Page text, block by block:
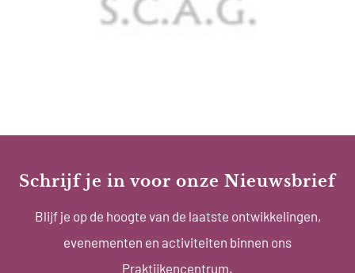
Schrijf je in voor onze Nieuwsbrief
Blijf je op de hoogte van de laatste ontwikkelingen,
evenementen en activiteiten binnen ons
Praktijkencentrum.